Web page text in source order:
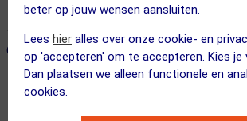
beter op jouw wensen aansluiten.
Lees hier alles over onze cookie- en
op 'accepteren' om te accepteren. Kies je
Dan plaatsen we alleen functionele en
cookies.
365 dagen retourrecht
← Terug naar productnavigatie
ONZE AANBEVOLEN COMBINATIE